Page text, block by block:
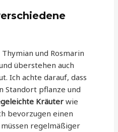
und Rosmarin
überstehen auch
Ich achte darauf, dass
Standort pflanze und
Kräuter wie
bevorzugen einen
regelmäßiger